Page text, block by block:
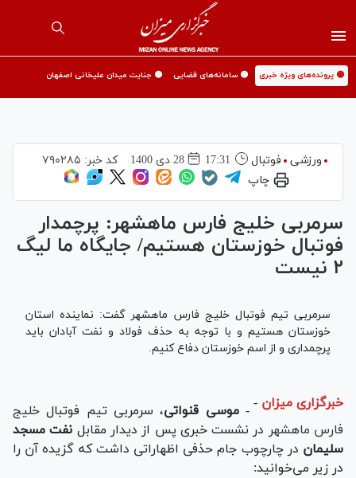
🟡 پرونده‌های ویژه خبری 🟡 سامانه‌های قضایی 🟡 جنایت میدان علیخانی اصفهان
ورزشی فوتبال 17:31 28 دی 1400 کد خبر: ۷۹۰۲۸۵
چاپ
سرمربی خلیج فارس ماهشهر: پرچمدار
فوتبال خوزستان هستیم/ جایگاه ما لیگ
۲ نیست
سرمربی تیم فوتبال خلیج فارس ماهشهر گفت: نماینده استان
خوزستان هستیم و با توجه به حذف فولاد و نفت آبادان باید
پرچمداری و از اسم خوزستان دفاع کنیم.
خبرگزاری میزان -
-موسی قنواتی، سرمربی تیم فوتبال خلیج
فارس ماهشهر در نشست خبری پس از دیدار مقابل نفت مسجد
سلیمان در چارچوب جام حذفی اظهاراتی داشت که گزیده آن را
در زیر می‌خوانید: